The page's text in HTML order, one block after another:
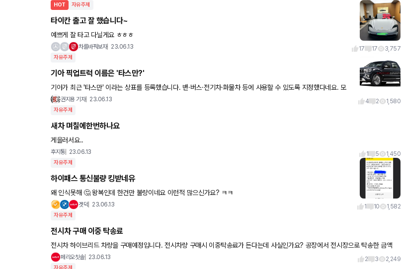
HOT 자유주제
타이칸 출고 잘 했습니다~
예쁘게 잘 타고 다닐게요 ㅎㅎㅎ
차를바꿔보자 23.06.13 17 17 3,757
자유주제
기아 픽업트럭 이름은 '타스만?'
기아가 최근 '타스만' 이라는 상표를 등록했습니다. 밴·버스·전기차·화물차 등에 사용할 수 있도록 지정했다네요. 모
하비의 뼈대를 사용할 것으로 보이는데, 디자인은 어떨지... 투싼과 싼타크루즈
권지용 기자 23.06.13 4 2 1,580
자유주제
새차 며칠에한번하나요
게을러서요..
후지통 23.06.13 1 5 1,450
자유주제
하이패스 통신불량 킹받네유
왜 인식못해 🤔 왕복인데 한건만 불량이네요 이런적 많으신가요? ㅋㅋ
겟덕 23.06.13 1 10 1,582
자유주제
전시차 구매 이중 탁송료
전시차 하이브리드 차량을 구매예정입니다. 전시차량 구매시 이중탁송료가 든다는데 사실인가요? 공장에서 전시장으로 탁송한 금액
+전시장에서 제가 희망하는 지역으로 가는 금액 탁송료를 두번 내야한다는게 맞
페리오칫솔 23.06.13 2 3 2,249